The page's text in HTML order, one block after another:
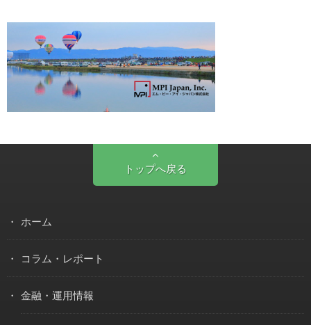
トップへ戻る
ホーム
コラム・レポート
金融・運用情報